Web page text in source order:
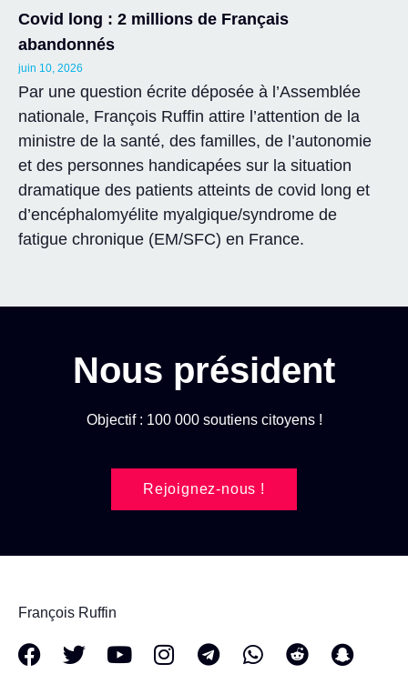
Covid long : 2 millions de Français
abandonnés
juin 10, 2026
Par une question écrite déposée à l’Assemblée
nationale, François Ruffin attire l’attention de la
ministre de la santé, des familles, de l’autonomie
et des personnes handicapées sur la situation
dramatique des patients atteints de covid long et
d’encéphalomyélite myalgique/syndrome de
fatigue chronique (EM/SFC) en France.
Nous président
Objectif : 100 000 soutiens citoyens !
Rejoignez-nous !
François Ruffin